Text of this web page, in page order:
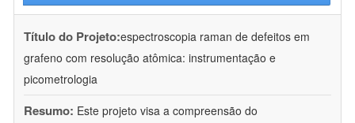
Título do Projeto:espectroscopia raman de defeitos em
grafeno com resolução atômica: instrumentação e
picometrologia
Resumo: Este projeto visa a compreensão do